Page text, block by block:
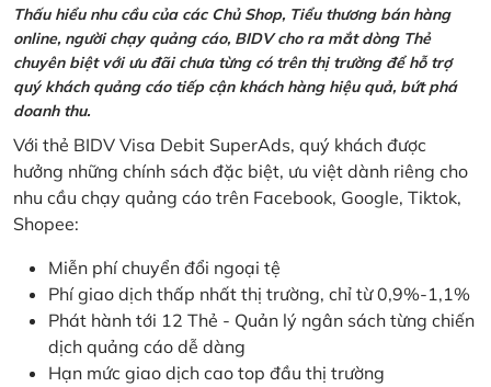
Thấu hiểu nhu cầu của các Chủ Shop, Tiểu thương bán hàng
online, người chạy quảng cáo, BIDV cho ra mắt dòng Thẻ
chuyên biệt với ưu đãi chưa từng có trên thị trường để hỗ trợ
quý khách quảng cáo tiếp cận khách hàng hiệu quả, bứt phá
doanh thu.
Với thẻ BIDV Visa Debit SuperAds, quý khách được
hưởng những chính sách đặc biệt, ưu việt dành riêng cho
nhu cầu chạy quảng cáo trên Facebook, Google, Tiktok,
Shopee:
Miễn phí chuyển đổi ngoại tệ
Phí giao dịch thấp nhất thị trường, chỉ từ 0,9%-1,1%
Phát hành tới 12 Thẻ - Quản lý ngân sách từng chiến
dịch quảng cáo dễ dàng
Hạn mức giao dịch cao top đầu thị trường